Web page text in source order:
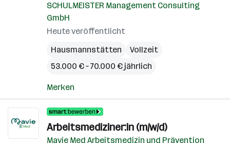
SCHULMEISTER Management Consulting
GmbH
Heute veröffentlicht
Hausmannstätten
Vollzeit
53.000 € – 70.000 € jährlich
Merken
Arbeitsmediziner:in (m/w/d)
Mavie Med Arbeitsmedizin und Prävention